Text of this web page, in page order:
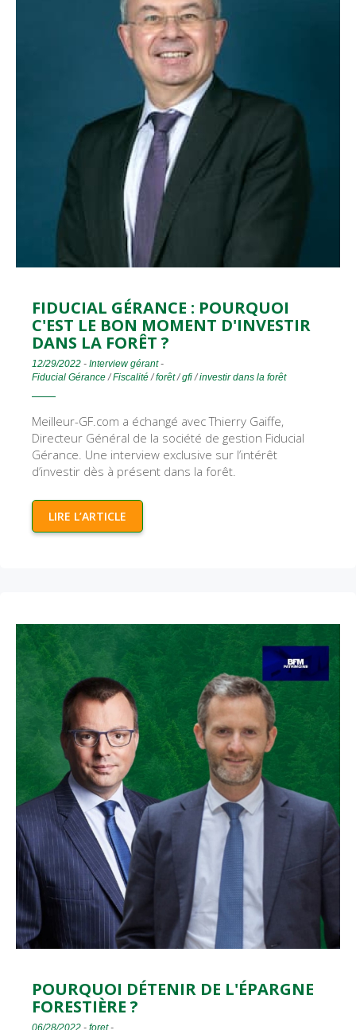
FIDUCIAL GÉRANCE : POURQUOI
C'EST LE BON MOMENT D'INVESTIR
DANS LA FORÊT ?
12/29/2022 - Interview gérant-
Fiducial Gérance/Fiscalité/forêt/gfi/investir dans la forêt
Meilleur-GF.com a échangé avec Thierry Gaiffe,
Directeur Général de la société de gestion Fiducial
Gérance. Une interview exclusive sur l’intérêt
d’investir dès à présent dans la forêt.
LIRE L’ARTICLE
POURQUOI DÉTENIR DE L'ÉPARGNE
FORESTIÈRE ?